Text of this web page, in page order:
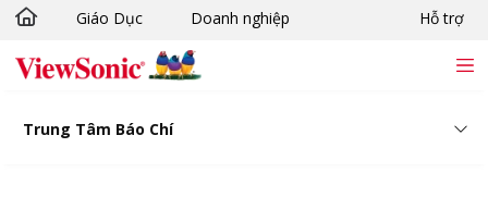
Chuyển đến nội dung chính
Giáo Dục Doanh nghiệp Hỗ trợ
Trung Tâm Báo Chí